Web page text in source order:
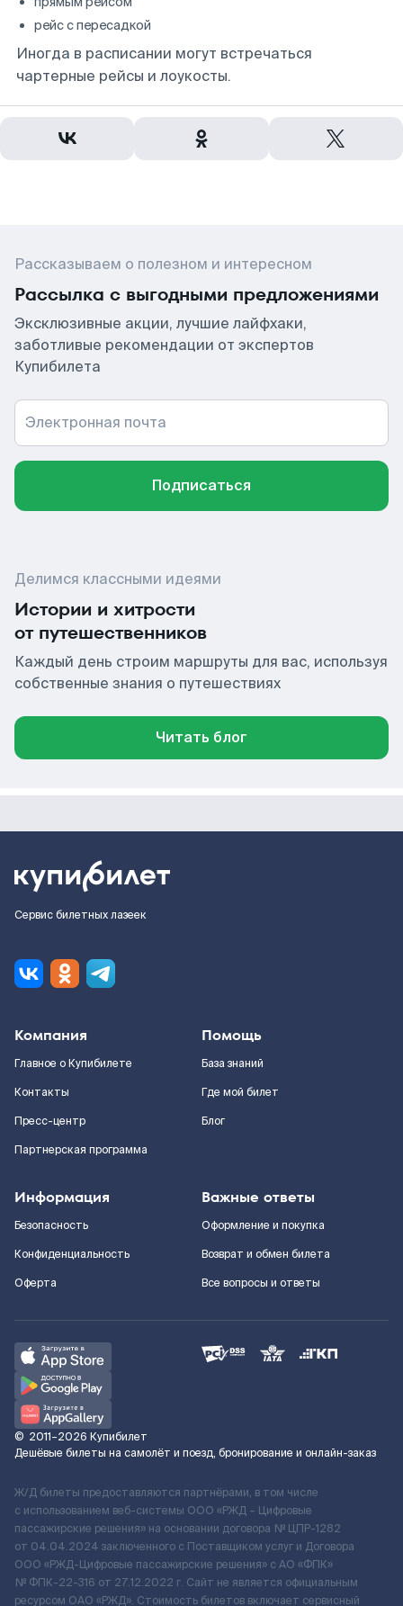
рейс с пересадкой
Иногда в расписании могут встречаться
чартерные рейсы и лоукосты.
Рассказываем о полезном и интересном
Рассылка с выгодными предложениями
Эксклюзивные акции, лучшие лайфхаки,
заботливые рекомендации от экспертов
Купибилета
Электронная почта
Подписаться
Делимся классными идеями
Истории и хитрости
от путешественников
Каждый день строим маршруты для вас, используя
собственные знания о путешествиях
Читать блог
Сервис билетных лазеек
Компания
Главное о Купибилете
Контакты
Пресс-центр
Партнерская программа
Помощь
База знаний
Где мой билет
Блог
Информация
Безопасность
Конфиденциальность
Оферта
Важные ответы
Оформление и покупка
Возврат и обмен билета
Все вопросы и ответы
© 2011–2026 Купибилет
Дешёвые билеты на самолёт и поезд, бронирование и онлайн-заказ
Ж/Д билеты предоставляются партнёрами, в том числе
с использованием веб-системы ООО «РЖД – Цифровые
пассажирские решения» на основании договора № ЦПР-1282
от 04.04.2024 заключенного с Поставщиком услуг и Договора
ООО «РЖД-Цифровые пассажирские решения» c АО «ФПК»
№ ФПК-22-316 от 27.12.2022 г. Сайт не является официальным
ресурсом ОАО «РЖД». Стоимость билетов включает сервисный